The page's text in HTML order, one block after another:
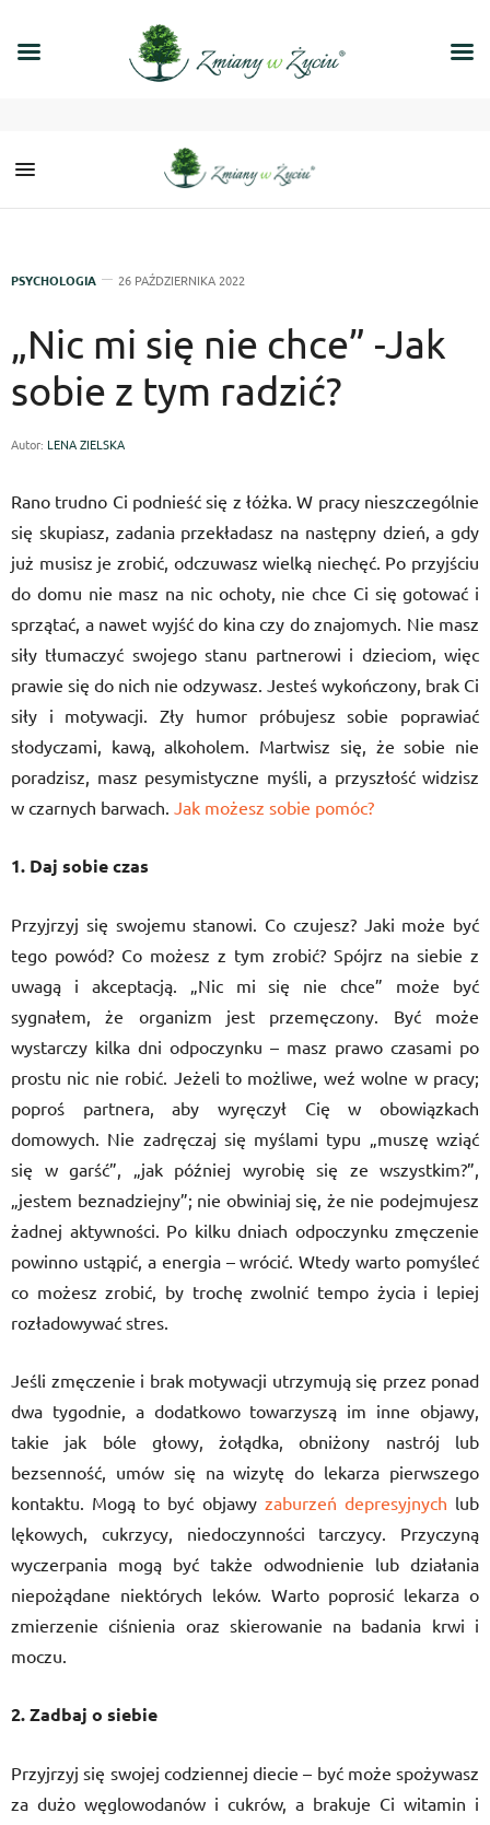
PSYCHOLOGIA 26 PAŹDZIERNIKA 2022
„Nic mi się nie chce” -Jak
sobie z tym radzić?
Autor: LENA ZIELSKA
Rano trudno Ci podnieść się z łóżka. W pracy nieszczególnie
się skupiasz, zadania przekładasz na następny dzień, a gdy
już musisz je zrobić, odczuwasz wielką niechęć. Po przyjściu
do domu nie masz na nic ochoty, nie chce Ci się gotować i
sprzątać, a nawet wyjść do kina czy do znajomych. Nie masz
siły tłumaczyć swojego stanu partnerowi i dzieciom, więc
prawie się do nich nie odzywasz. Jesteś wykończony, brak Ci
siły i motywacji. Zły humor próbujesz sobie poprawiać
słodyczami, kawą, alkoholem. Martwisz się, że sobie nie
poradzisz, masz pesymistyczne myśli, a przyszłość widzisz
w czarnych barwach. Jak możesz sobie pomóc?
1. Daj sobie czas
Przyjrzyj się swojemu stanowi. Co czujesz? Jaki może być
tego powód? Co możesz z tym zrobić? Spójrz na siebie z
uwagą i akceptacją. „Nic mi się nie chce” może być
sygnałem, że organizm jest przemęczony. Być może
wystarczy kilka dni odpoczynku – masz prawo czasami po
prostu nic nie robić. Jeżeli to możliwe, weź wolne w pracy;
poproś partnera, aby wyręczył Cię w obowiązkach
domowych. Nie zadręczaj się myślami typu „muszę wziąć
się w garść”, „jak później wyrobię się ze wszystkim?”,
„jestem beznadziejny”; nie obwiniaj się, że nie podejmujesz
żadnej aktywności. Po kilku dniach odpoczynku zmęczenie
powinno ustąpić, a energia – wrócić. Wtedy warto pomyśleć
co możesz zrobić, by trochę zwolnić tempo życia i lepiej
rozładowywać stres.
Jeśli zmęczenie i brak motywacji utrzymują się przez ponad
dwa tygodnie, a dodatkowo towarzyszą im inne objawy,
takie jak bóle głowy, żołądka, obniżony nastrój lub
bezsenność, umów się na wizytę do lekarza pierwszego
kontaktu. Mogą to być objawy zaburzeń depresyjnych lub
lękowych, cukrzycy, niedoczynności tarczycy. Przyczyną
wyczerpania mogą być także odwodnienie lub działania
niepożądane niektórych leków. Warto poprosić lekarza o
zmierzenie ciśnienia oraz skierowanie na badania krwi i
moczu.
2. Zadbaj o siebie
Przyjrzyj się swojej codziennej diecie – być może spożywasz
za dużo węglowodanów i cukrów, a brakuje Ci witamin i